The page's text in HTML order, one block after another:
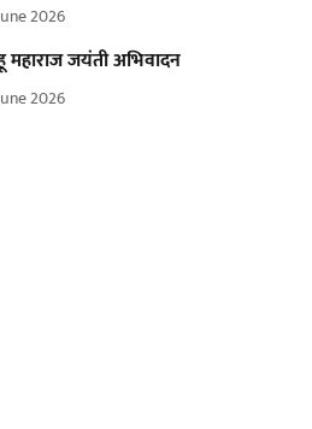
2026
महाराज जयंती अभिवादन
2026